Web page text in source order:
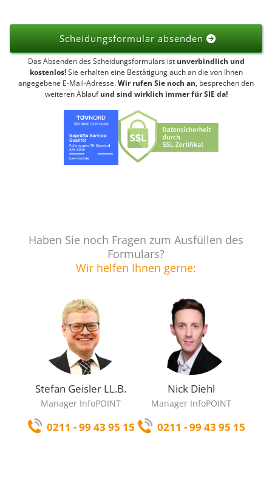
Scheidungsformular absenden
Das Absenden des Scheidungsformulars ist unverbindlich und
kostenlos!Sie erhalten eine Bestätigung auch an die von Ihnen
angegebene E-Mail-Adresse.Wir rufen Sie noch an, besprechen den
weiteren Ablaufund sind wirklich immer für SIE da!
Haben Sie noch Fragen zum Ausfüllen des
Formulars?
Wir helfen Ihnen gerne:
Stefan Geisler LL.B.
Manager InfoPOINT
0211 - 99 43 95 15
Nick Diehl
Manager InfoPOINT
0211 - 99 43 95 15